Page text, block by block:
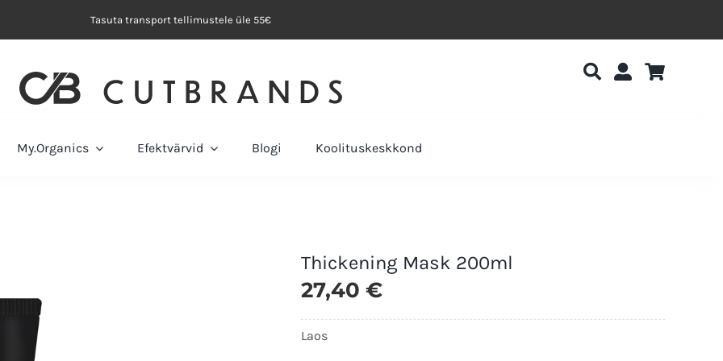
Tasuta transport tellimustele üle 55€
My.Organics Efektvärvid Blogi Koolituskeskkond
Thickening Mask 200ml
27,40 €
Laos